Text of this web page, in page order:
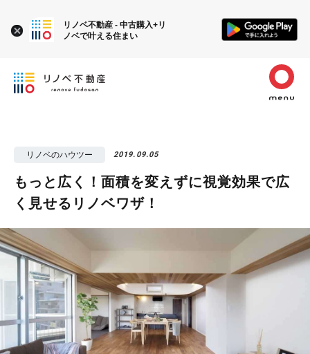
リノベのハウツー 2019.09.05
もっと広く！面積を変えずに視覚効果で広
く見せるリノベワザ！
リノベ不動産 - 中古購入+リ
ノベで叶える住まい